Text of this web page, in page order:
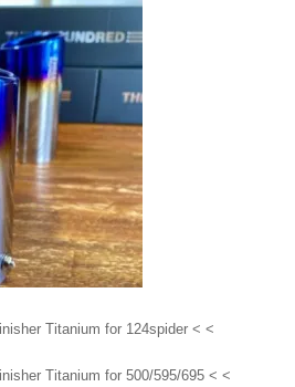
Titanium for 124spider < <
Titanium for 500/595/695 < <